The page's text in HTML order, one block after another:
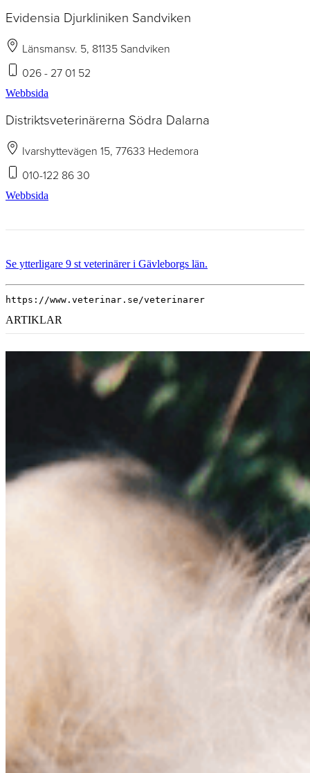
Evidensia Djurkliniken Sandviken
Länsmansv. 5, 81135 Sandviken
026 - 27 01 52
Webbsida
Distriktsveterinärerna Södra Dalarna
Ivarshyttevägen 15, 77633 Hedemora
010-122 86 30
Webbsida
Se ytterligare 9 st veterinärer i Gävleborgs län.
https://www.veterinar.se/veterinarer
ARTIKLAR